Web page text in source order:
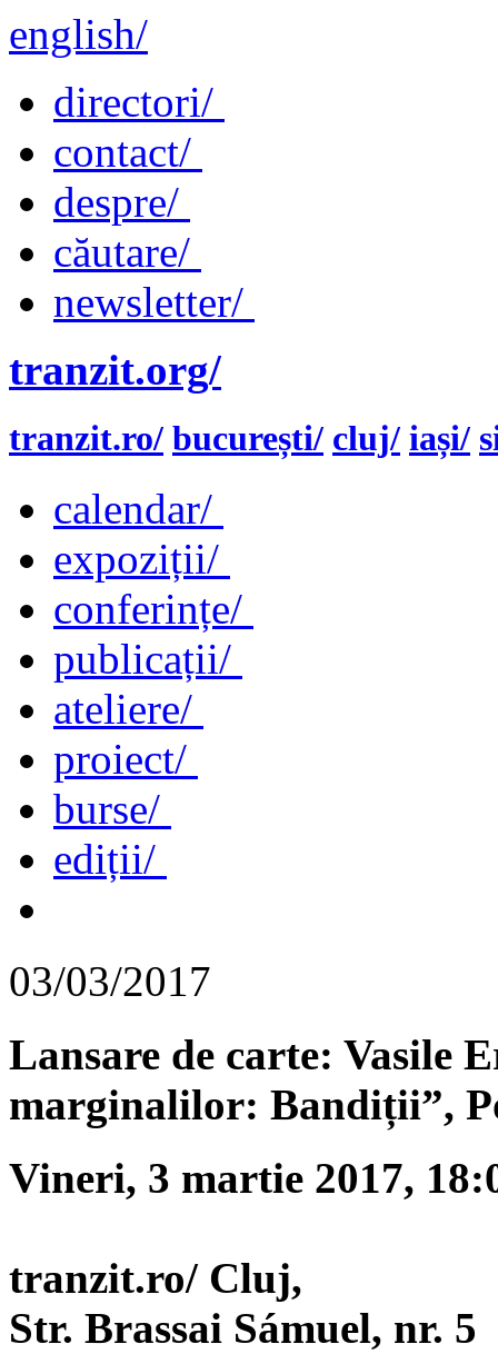
english/
directori/
contact/
despre/
căutare/
newsletter/
tranzit.org/
tranzit.ro/ bucurești/ cluj/ iași/
calendar/
expoziții/
conferințe/
publicații/
ateliere/
proiect/
burse/
ediții/
03/03/2017
Lansare de carte: Vasile
marginalilor: Bandiții”,
Vineri, 3 martie 2017,
tranzit.ro/ Cluj,
Str. Brassai Sámuel, nr. 5